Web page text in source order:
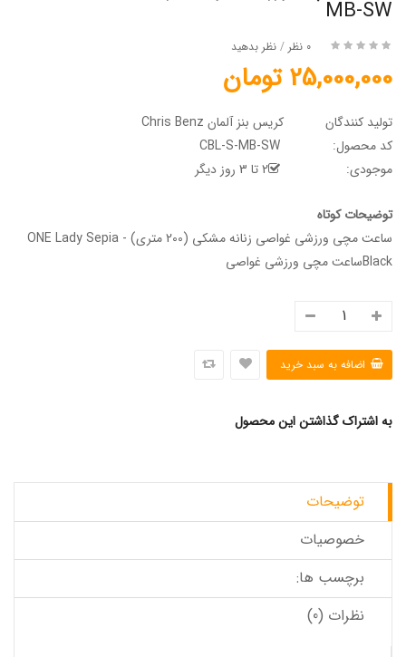
MB-SW
0 نظر / نظر بدهید
25,000,000 تومان
تولید کنندگان
کریس بنز آلمان Chris Benz
کد محصول:
موجودی:
2 تا 3 روز دیگر
توضیحات کوتاه
ساعت مچی ورزشی غواصی زنانه مشکی (200 متری) - ONE Lady Sepia
Blackساعت مچی ورزشی غواصی
به اشتراک گذاشتن این محصول
توضیحات
خصوصیات
برچسب ها:
نظرات (0)